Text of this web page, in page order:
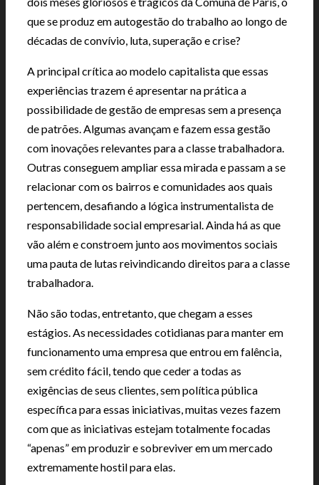
que se produz em autogestão do trabalho ao longo de
décadas de convívio, luta, superação e crise?
A principal crítica ao modelo capitalista que essas
experiências trazem é apresentar na prática a
possibilidade de gestão de empresas sem a presença
de patrões. Algumas avançam e fazem essa gestão
com inovações relevantes para a classe trabalhadora.
Outras conseguem ampliar essa mirada e passam a se
relacionar com os bairros e comunidades aos quais
pertencem, desafiando a lógica instrumentalista de
responsabilidade social empresarial. Ainda há as que
vão além e constroem junto aos movimentos sociais
uma pauta de lutas reivindicando direitos para a classe
trabalhadora.
Não são todas, entretanto, que chegam a esses
estágios. As necessidades cotidianas para manter em
funcionamento uma empresa que entrou em falência,
sem crédito fácil, tendo que ceder a todas as
exigências de seus clientes, sem política pública
específica para essas iniciativas, muitas vezes fazem
com que as iniciativas estejam totalmente focadas
“apenas” em produzir e sobreviver em um mercado
extremamente hostil para elas.